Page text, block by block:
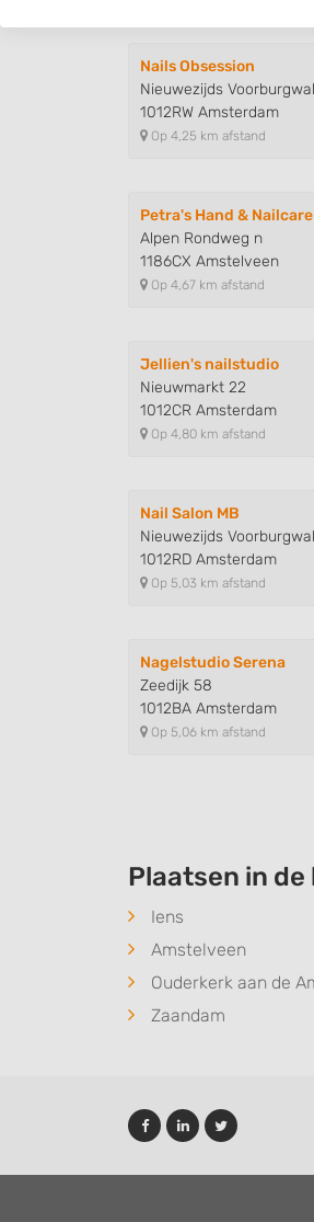
Nails Obsession
Nieuwezijds
1012RW Amsterdam
Op 4,25 km afstand
Petra's Hand & Nailcare
Alpen Rondweg n
1186CX Amstelveen
Op 4,67 km afstand
Jellien's nailstudio
Nieuwmarkt 22
1012CR Amsterdam
Op 4,80 km afstand
Nail Salon MB
Nieuwezijds
1012RD Amsterdam
Op 5,03 km afstand
Nagelstudio Serena
Zeedijk 58
1012BA Amsterdam
Op 5,06 km afstand
Plaatsen in
Iens
Amstelveen
Ouderkerk aan de
Zaandam
Create profiles to personalise
Use profiles to select personalised
Measure advertising performance
Understand audiences through
Use precise geolocation data
Identify devices based on